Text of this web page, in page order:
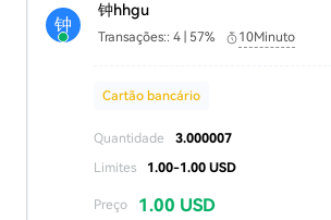
钟
钟hhgu
Transações:: 4 | 57% 10Minuto
Cartão bancário
Quantidade
3.000007
Limites
1.00-1.00 USD
Preço 1.00 USD